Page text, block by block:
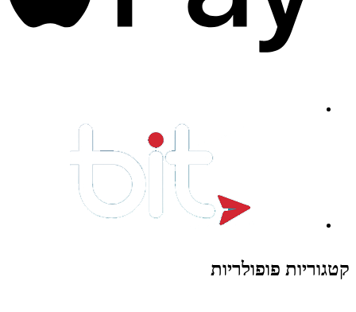
קטגוריות פופולריות